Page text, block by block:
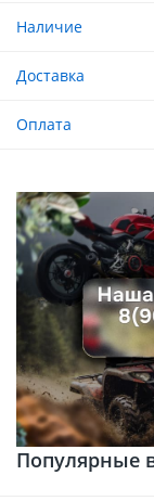
Наличие
Доставка
Оплата
Популярные